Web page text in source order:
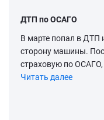
ДТП по ОСАГО
В марте попал в ДТП
сторону машины.
страховую по ОСАГО,
Читать далее